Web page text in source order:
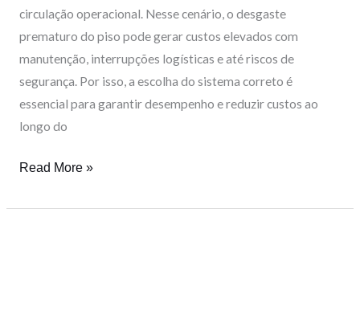
circulação operacional. Nesse cenário, o desgaste
prematuro do piso pode gerar custos elevados com
manutenção, interrupções logísticas e até riscos de
segurança. Por isso, a escolha do sistema correto é
essencial para garantir desempenho e reduzir custos ao
longo do
Read More »